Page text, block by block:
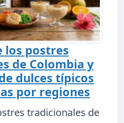
los postres
de Colombia y
dulces típicos
por regiones
tradicionales de